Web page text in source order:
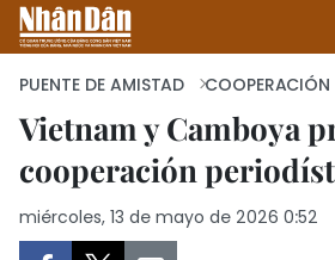
INICIO
POLÍTICA
PUENTE DE AMISTAD COOPERACIÓN
Vietnam y Camboya
cooperación
miércoles, 13 de mayo de 2026 0:52